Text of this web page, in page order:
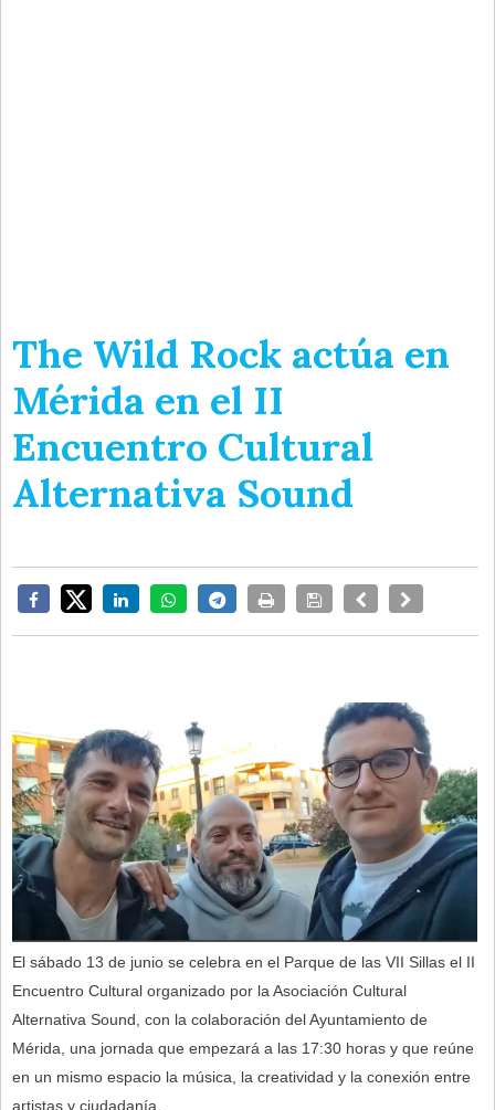
The Wild Rock actúa en
Mérida en el II
Encuentro Cultural
Alternativa Sound
El sábado 13 de junio se celebra en el Parque de las VII Sillas el II
Encuentro Cultural organizado por la Asociación Cultural
Alternativa Sound, con la colaboración del Ayuntamiento de
Mérida, una jornada que empezará a las 17:30 horas y que reúne
en un mismo espacio la música, la creatividad y la conexión entre
artistas y ciudadanía.